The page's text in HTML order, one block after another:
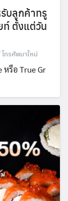
บลูกค้าทรู
ท์ ตั้งแต่วัน
ทรศัพมาใหม่
หรือ True Gr